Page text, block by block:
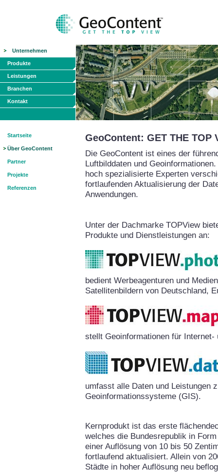
Unternehmen
Produkte
Leistungen
Branchen
Kontakt
Startseite
Über GeoContent
Partner
Projekte
Referenzen
GeoContent: GET THE TOP
Die GeoContent ist eines der
Luftbilddaten und
hoch spezialisierte Experten
fortlaufenden Aktualisierung der
Anwendungen.
Unter der Dachmarke TOPView
Produkte und Dienstleistungen an:
bedient Werbeagenturen und
Satellitenbildern von Deutschland,
stellt Geoinformationen für Internet-
umfasst alle Daten und Leistungen
Geoinformationssysteme (GIS).
Kernprodukt ist das erste
welches die Bundesrepublik in
einer Auflösung von 10 bis 50
fortlaufend aktualisiert. Allein von
Städte in hoher Auflösung neu